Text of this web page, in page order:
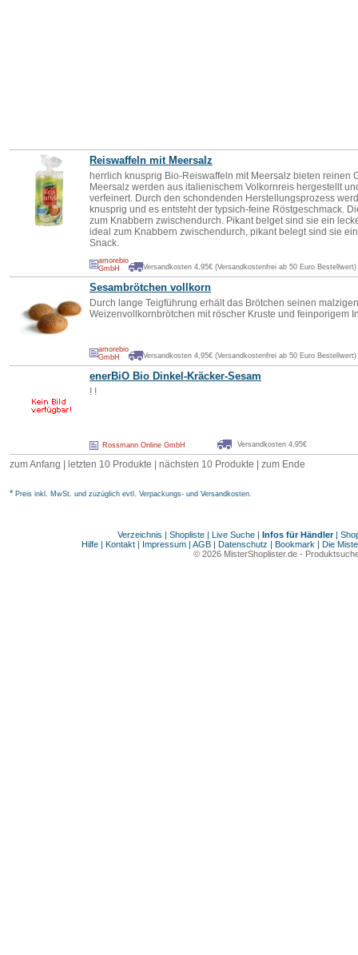
Reiswaffeln mit Meersalz
herrlich knusprig Bio-Reiswaffeln mit Meersalz bieten reinen
Meersalz werden aus italienischem Volkornreis hergestellt
verfeinert. Durch den schondenden Herstellungsprozess
knusprig und es entsteht der typsich-feine Röstgeschmack.
zum Knabbern zwischendurch. Pikant belget sind sie ein
ideal zum Knabbern zwischendurch, pikant belegt sind sie
Snack.
amorebio
GmbH
Versandkosten 4,95€ (Versandkostenfrei ab 50 Euro Bestellwert)
Sesam brötchen vollkorn
Durch lange Teigführung erhält das Brötchen seinen
Weizenvollkornbrötchen mit röscher Kruste und feinporigem
amorebio
GmbH
Versandkosten 4,95€ (Versandkostenfrei ab 50 Euro Bestellwert)
enerBiO Bio Dinkel-Kräcker-Sesam
! !
Rossmann Online GmbH Versandkosten 4,95€
zum Anfang | letzten 10 Produkte | nächsten 10 Produkte zum Ende
* Preis inkl. MwSt. und zuzüglich evtl. Verpackungs- und Versandkosten.
Verzeichnis | Shopliste| Live Suche| Infos für Händler|
Hilfe | Kontakt | Impressum | AGB | Datenschutz | Bookmark | Die
© 2026 MisterShoplister.de-